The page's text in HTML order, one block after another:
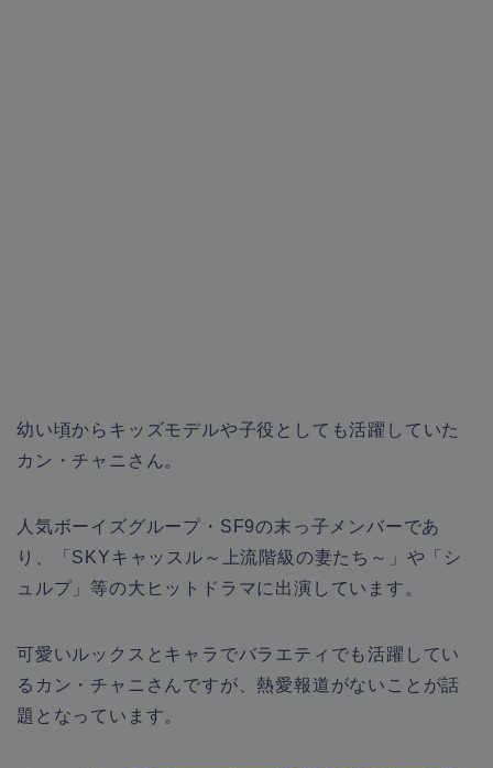
幼い頃からキッズモデルや子役としても活躍していた
カン・チャニさん。
人気ボーイズグループ・SF9の末っ子メンバーであ
り、「SKYキャッスル～上流階級の妻たち～」や「シ
ュルプ」等の大ヒットドラマに出演しています。
可愛いルックスとキャラでバラエティでも活躍してい
るカン・チャニさんですが、熱愛報道がないことが話
題となっています。